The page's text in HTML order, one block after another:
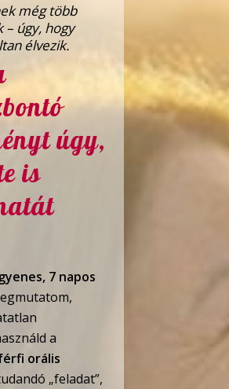
még több
úgy, hogy
élvezik.
úgy,
is
7 napos
a
orális
„feladat”,